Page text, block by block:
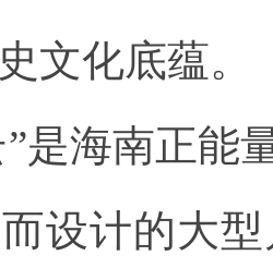
文化底蕴。
”是海南正能
设计的大